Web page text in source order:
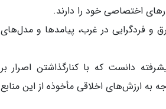
اختصاصی خود را دارند.
و فردگرایی در غرب، پیامدها و مدل‌های
دانست که با کنارگذاشتن اصرار بر
به ارزش‌های اخلاقی مأخوذه از این منابع